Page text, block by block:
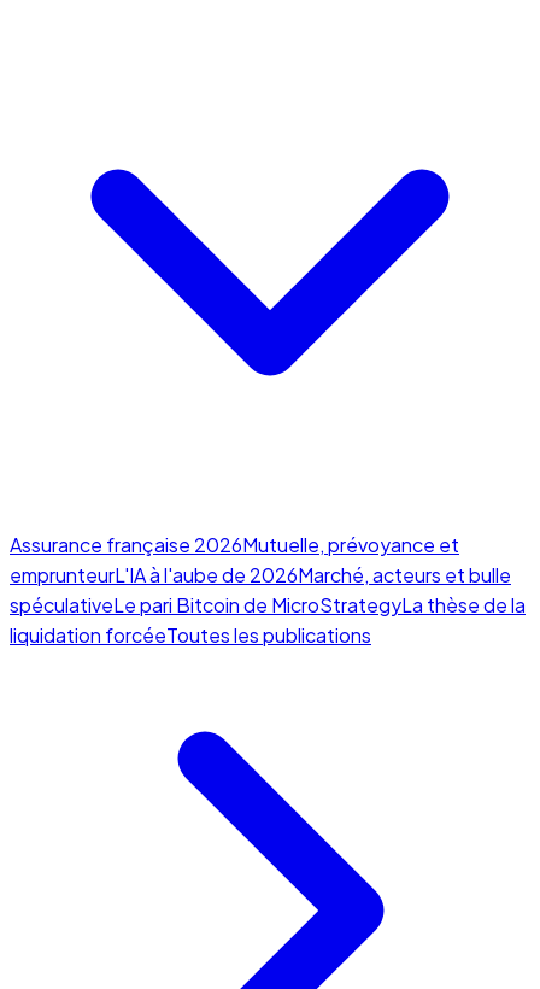
Assurance française 2026Mutuelle, prévoyance et
emprunteurL'IA à l'aube de 2026Marché, acteurs et bulle
spéculativeLe pari Bitcoin de MicroStrategyLa thèse de la
liquidation forcéeToutes les publications